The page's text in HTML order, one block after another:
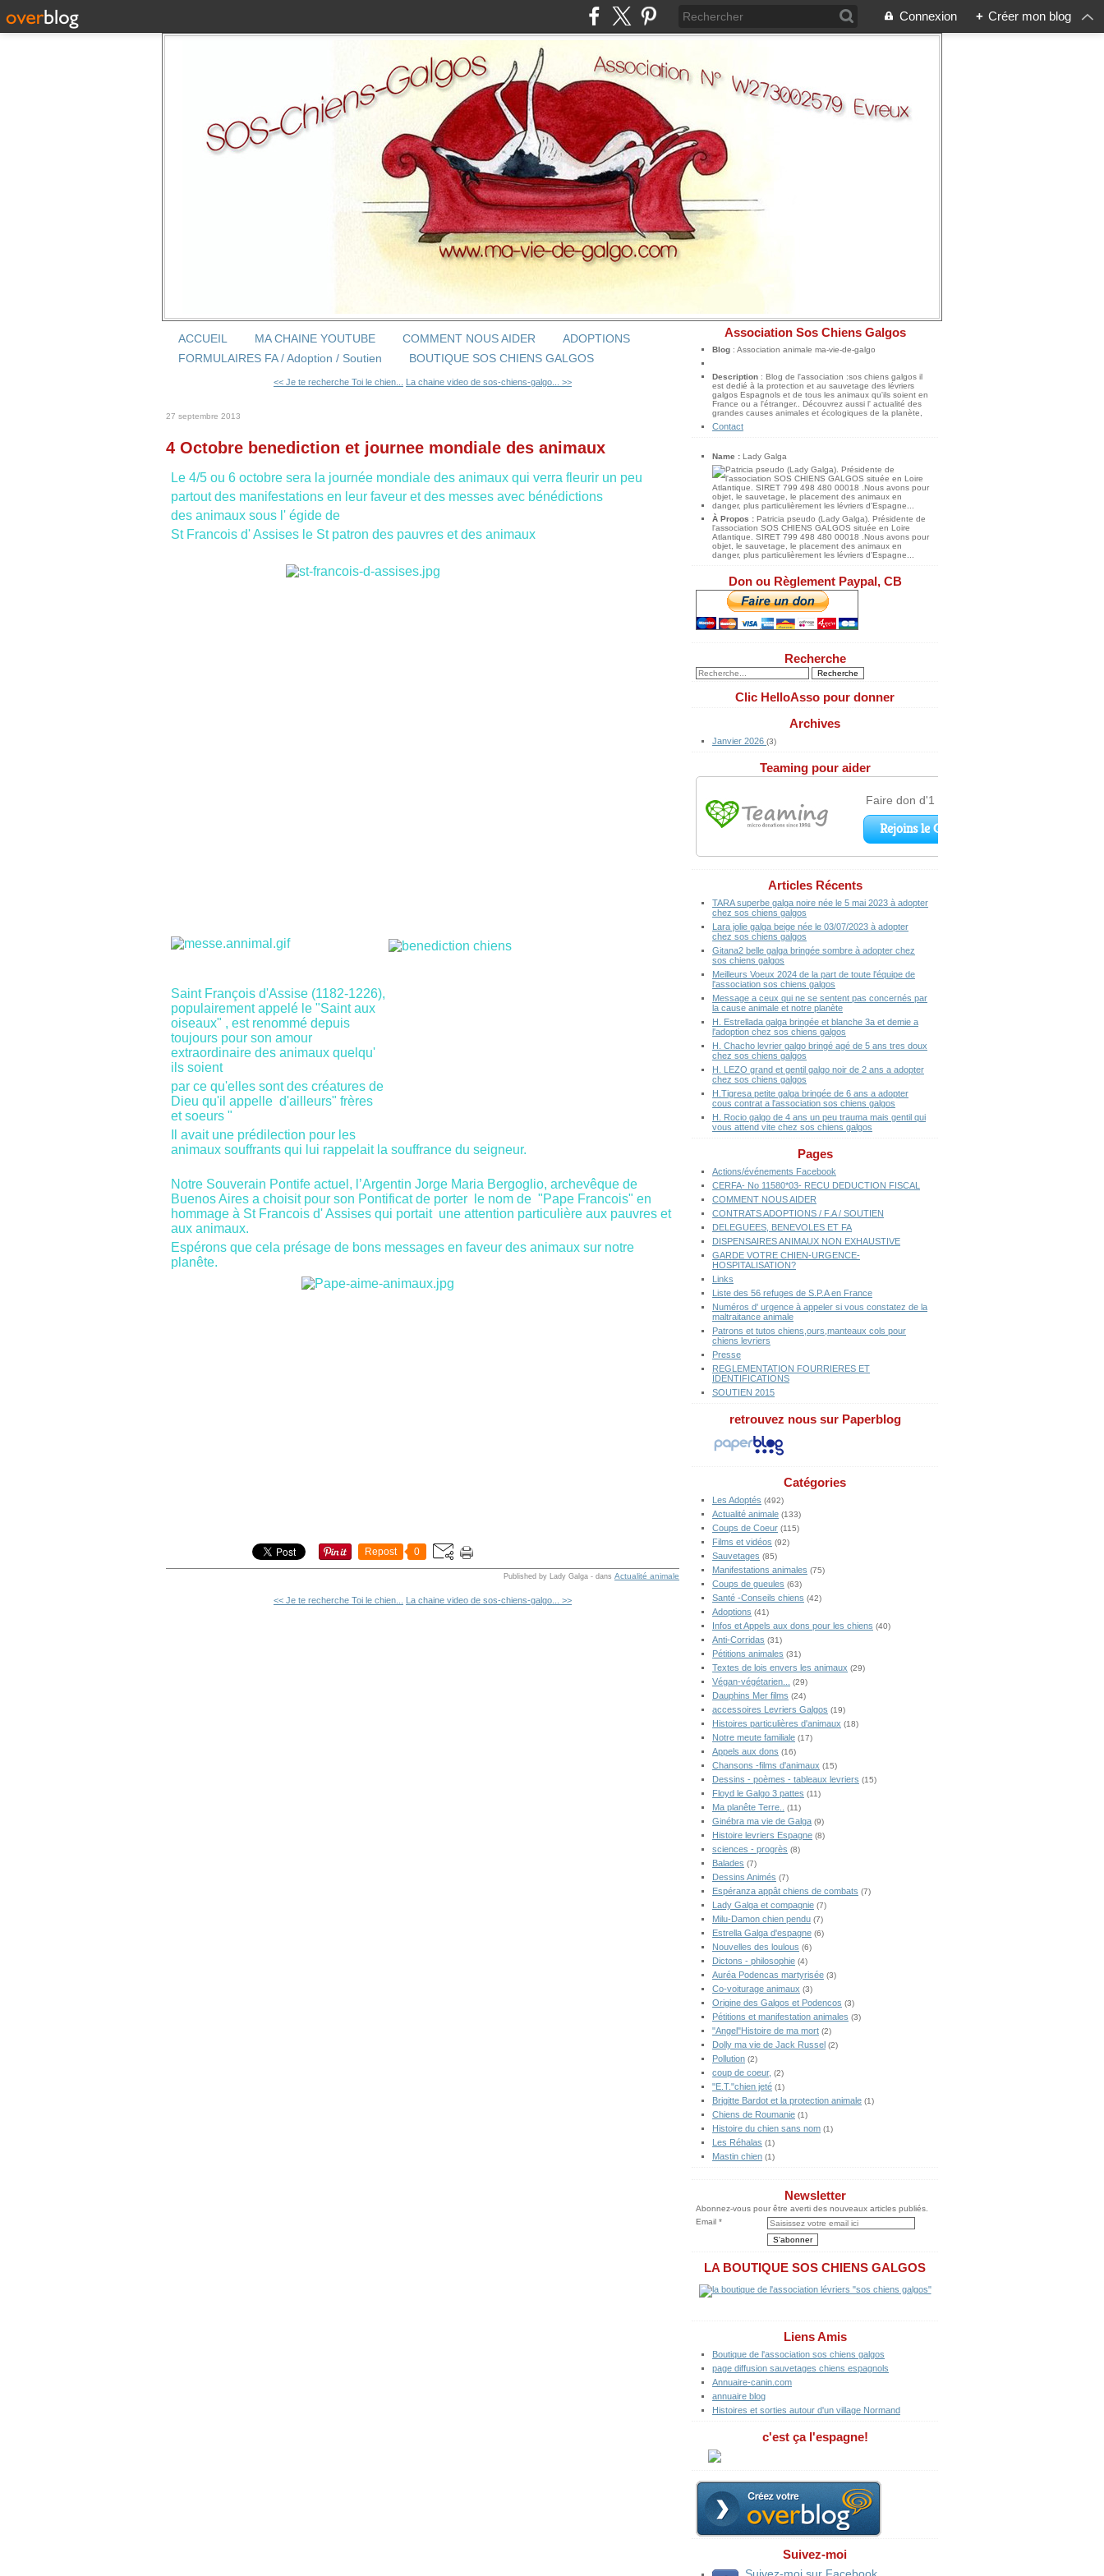
Connexion + Créer mon blog
ACCUEIL MA CHAINE YOUTUBE COMMENT NOUS AIDER
ADOPTIONS
FORMULAIRES FA / Adoption / Soutien
BOUTIQUE SOS CHIENS GALGOS
<< Je te recherche Toi le chien... La chaine video de sos-chiens-galgo... >>
27 septembre 2013
4 Octobre benediction et journee mondiale des animaux
Le 4/5 ou 6 octobre sera la journée mondiale des animaux qui verra fleurir un peu
partout des manifestations en leur faveur et des messes avec bénédictions
des animaux sous l' égide de
St Francois d' Assises le St patron des pauvres et des animaux
Saint François d'Assise (1182-1226),
populairement appelé le "Saint aux
oiseaux" , est renommé depuis
toujours pour son amour
extraordinaire des animaux quelqu'
ils soient
par ce qu'elles sont des créatures de
Dieu qu'il appelle d'ailleurs" frères
et soeurs "
Il avait une prédilection pour les
animaux souffrants qui lui rappelait la souffrance du seigneur.
Notre Souverain Pontife actuel, l’Argentin Jorge Maria Bergoglio, archevêque de
Buenos Aires a choisit pour son Pontificat de porter le nom de "Pape Francois" en
hommage à St Francois d' Assises qui portait une attention particulière aux pauvres et
aux animaux.
Espérons que cela présage de bons messages en faveur des animaux sur notre
planête.
Repost 0
Published by Lady Galga - dans Actualité animale
<< Je te recherche Toi le chien... La chaine video de sos-chiens-galgo... >>
Association Sos Chiens Galgos
Blog : Association animale ma-vie-de-galgo
Description : Blog de l'association :sos chiens galgos il
est dedié à la protection et au sauvetage des lévriers
galgos Espagnols et de tous les animaux qu'ils soient en
France ou a l'étranger.. Découvrez aussi l' actualité des
grandes causes animales et écologiques de la planète,
Contact
Name : Lady Galga
À Propos : Patricia pseudo (Lady Galga). Présidente de
l'association SOS CHIENS GALGOS située en Loire
Atlantique. SIRET 799 498 480 00018 .Nous avons pour
objet, le sauvetage, le placement des animaux en
danger, plus particulièrement les lévriers d'Espagne...
Don ou Règlement Paypal, CB
Recherche
Clic HelloAsso pour donner
Archives
Janvier 2026 (3)
Teaming pour aider
Articles Récents
TARA superbe galga noire née le 5 mai 2023 à adopter
chez sos chiens galgos
Lara jolie galga beige née le 03/07/2023 à adopter
chez sos chiens galgos
Gitana2 belle galga bringée sombre à adopter chez
sos chiens galgos
Meilleurs Voeux 2024 de la part de toute l'équipe de
l'association sos chiens galgos
Message a ceux qui ne se sentent pas concernés par
la cause animale et notre planète
H. Estrellada galga bringée et blanche 3a et demie a
l'adoption chez sos chiens galgos
H. Chacho levrier galgo bringé agé de 5 ans tres doux
chez sos chiens galgos
H. LEZO grand et gentil galgo noir de 2 ans a adopter
chez sos chiens galgos
H.Tigresa petite galga bringée de 6 ans a adopter
cous contrat a l'association sos chiens galgos
H. Rocio galgo de 4 ans un peu trauma mais gentil qui
vous attend vite chez sos chiens galgos
Pages
Actions/événements Facebook
CERFA- No 11580*03- RECU DEDUCTION FISCAL
COMMENT NOUS AIDER
CONTRATS ADOPTIONS / F.A / SOUTIEN
DELEGUEES, BENEVOLES ET FA
DISPENSAIRES ANIMAUX NON EXHAUSTIVE
GARDE VOTRE CHIEN-URGENCE-
HOSPITALISATION?
Links
Liste des 56 refuges de S.P.A en France
Numéros d' urgence à appeler si vous constatez de la
maltraitance animale
Patrons et tutos chiens,ours,manteaux cols pour
chiens levriers
Presse
REGLEMENTATION FOURRIERES ET
IDENTIFICATIONS
SOUTIEN 2015
retrouvez nous sur Paperblog
Catégories
Les Adoptés (492)
Actualité animale (133)
Coups de Coeur (115)
Films et vidéos (92)
Sauvetages (85)
Manifestations animales (75)
Coups de gueules (63)
Santé -Conseils chiens (42)
Adoptions (41)
Infos et Appels aux dons pour les chiens (40)
Anti-Corridas (31)
Pétitions animales (31)
Textes de lois envers les animaux (29)
Végan-végétarien... (29)
Dauphins Mer films (24)
accessoires Levriers Galgos (19)
Histoires particulières d'animaux (18)
Notre meute familiale (17)
Appels aux dons (16)
Chansons -films d'animaux (15)
Dessins - poèmes - tableaux levriers (15)
Floyd le Galgo 3 pattes (11)
Ma planête Terre.. (11)
Ginébra ma vie de Galga (9)
Histoire levriers Espagne (8)
sciences - progrès (8)
Balades (7)
Dessins Animés (7)
Espéranza appât chiens de combats (7)
Lady Galga et compagnie (7)
Milu-Damon chien pendu (7)
Estrella Galga d'espagne (6)
Nouvelles des loulous (6)
Dictons - philosophie (4)
Auréa Podencas martyrisée (3)
Co-voiturage animaux (3)
Origine des Galgos et Podencos (3)
Pétitions et manifestation animales (3)
"Angel"Histoire de ma mort (2)
Dolly ma vie de Jack Russel (2)
Pollution (2)
coup de coeur, (2)
"E.T."chien jeté (1)
Brigitte Bardot et la protection animale (1)
Chiens de Roumanie (1)
Histoire du chien sans nom (1)
Les Réhalas (1)
Mastin chien (1)
Newsletter
Abonnez-vous pour être averti des nouveaux articles publiés.
Email
LA BOUTIQUE SOS CHIENS GALGOS
Liens Amis
Boutique de l'association sos chiens galgos
page diffusion sauvetages chiens espagnols
Annuaire-canin.com
annuaire blog
Histoires et sorties autour d'un village Normand
c'est ça l'espagne!
Suivez-moi